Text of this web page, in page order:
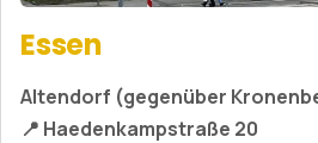
Essen
Altendorf (gegenüber
📍 Haedenkampstraße 20